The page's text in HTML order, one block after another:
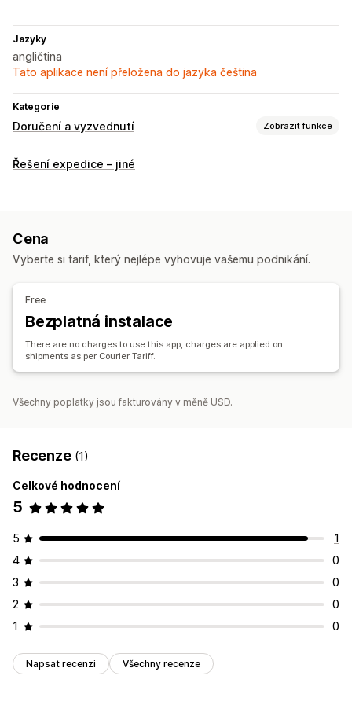
Jazyky
angličtina
Tato aplikace není přeložena do jazyka čeština
Kategorie
Doručení a vyzvednutí Zobrazit funkce
Možnosti doručení
Více lokalit
Sledování v reálném čase
Řešení expedice – jiné
Cena
Vyberte si tarif, který nejlépe vyhovuje vašemu podnikání.
Free
Bezplatná instalace
There are no charges to use this app, charges are applied on
shipments as per Courier Tariff.
Všechny poplatky jsou fakturovány v měně USD.
Recenze (1)
Celkové hodnocení
5
5
1
4
0
3
0
2
0
1
0
Napsat recenzi Všechny recenze